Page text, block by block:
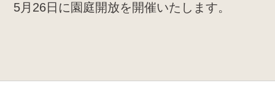
5月26日に園庭開放を開催いたします。